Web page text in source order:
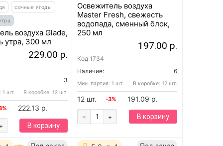
сочные ягоды
воздуха Glade,
утра, 300 мл
229.00 р.
3
1 шт. В коробке: 12 шт.
222.13 р.
+ В корзину
Освежитель воздуха
Master Fresh, свежесть
водопада, сменный блок,
250 мл
197.00 р.
Код1734
Наличие:
6
Мин. партия: 1 шт. В коробке: 12 шт.
12 шт. -3% 191.09 р.
+
- В корзину